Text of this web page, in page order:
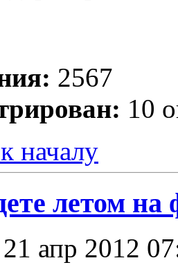
2567
10
началу
летом на
21 апр 2012